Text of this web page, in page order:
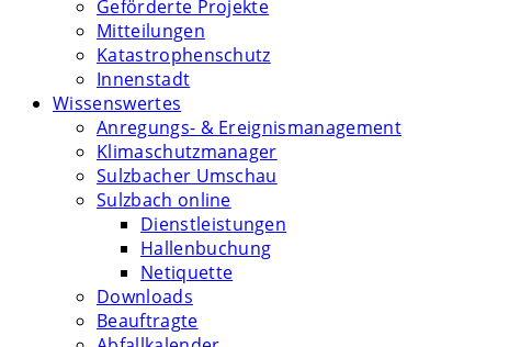
Geförderte Projekte
Mitteilungen
Katastrophenschutz
Innenstadt
Wissenswertes
Anregungs- & Ereignismanagement
Klimaschutzmanager
Sulzbacher Umschau
Sulzbach online
Dienstleistungen
Hallenbuchung
Netiquette
Downloads
Beauftragte